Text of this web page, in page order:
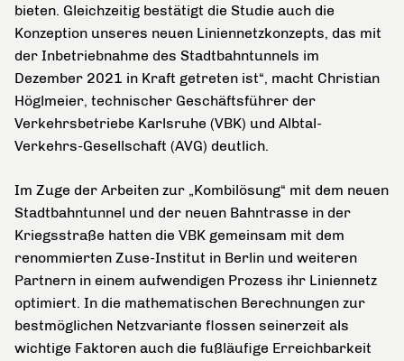
bieten. Gleichzeitig bestätigt die Studie auch die
Konzeption unseres neuen Liniennetzkonzepts, das mit
der Inbetriebnahme des Stadtbahntunnels im
Dezember 2021 in Kraft getreten ist“, macht Christian
Höglmeier, technischer Geschäftsführer der
Verkehrsbetriebe Karlsruhe (VBK) und Albtal-
Verkehrs-Gesellschaft (AVG) deutlich.
Im Zuge der Arbeiten zur „Kombilösung“ mit dem neuen
Stadtbahntunnel und der neuen Bahntrasse in der
Kriegsstraße hatten die VBK gemeinsam mit dem
renommierten Zuse-Institut in Berlin und weiteren
Partnern in einem aufwendigen Prozess ihr Liniennetz
optimiert. In die mathematischen Berechnungen zur
bestmöglichen Netzvariante flossen seinerzeit als
wichtige Faktoren auch die fußläufige Erreichbarkeit